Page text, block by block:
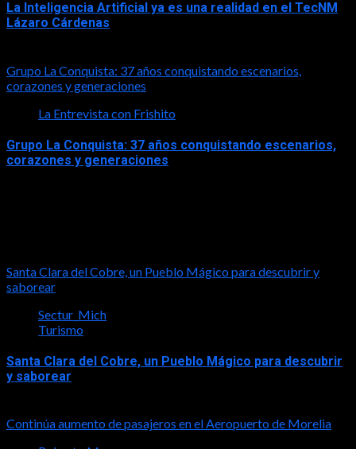
La Inteligencia Artificial ya es una realidad en el TecNM
Lázaro Cárdenas
Grupo La Conquista: 37 años conquistando escenarios,
corazones y generaciones
La Entrevista con Frishito
Grupo La Conquista: 37 años conquistando escenarios,
corazones y generaciones
Santa Clara del Cobre, un Pueblo Mágico para descubrir y
saborear
Sectur_Mich
Turismo
Santa Clara del Cobre, un Pueblo Mágico para descubrir
y saborear
Continúa aumento de pasajeros en el Aeropuerto de Morelia